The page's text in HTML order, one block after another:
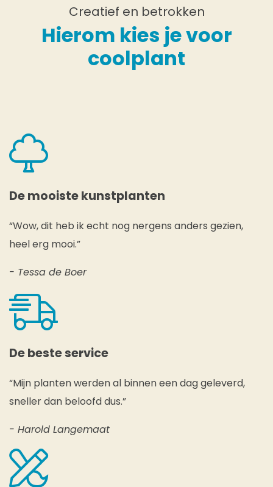
Creatief en betrokken
Hierom kies je voor
coolplant
De mooiste kunstplanten
“Wow, dit heb ik echt nog nergens anders gezien,
heel erg mooi.”
- Tessa de Boer
De beste service
“Mijn planten werden al binnen een dag geleverd,
sneller dan beloofd dus.”
- Harold Langemaat